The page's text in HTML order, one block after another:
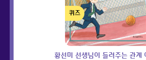
퀴즈
황선미 선생님이 들려주는 관계